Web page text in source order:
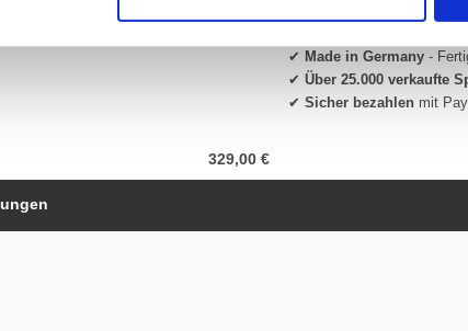
✔ Made in Germany -
✔ Über 25.000 verkaufte
✔ Sicher bezahlen mit
329,00 €